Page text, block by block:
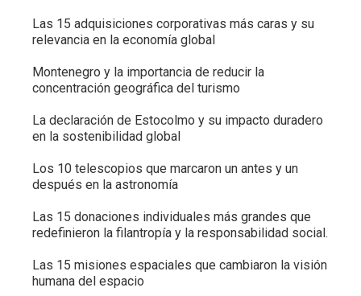
Las 15 adquisiciones corporativas más caras y su
relevancia en la economía global
Montenegro y la importancia de reducir la
concentración geográfica del turismo
La declaración de Estocolmo y su impacto duradero
en la sostenibilidad global
Los 10 telescopios que marcaron un antes y un
después en la astronomía
Las 15 donaciones individuales más grandes que
redefinieron la filantropía y la responsabilidad social.
Las 15 misiones espaciales que cambiaron la visión
humana del espacio